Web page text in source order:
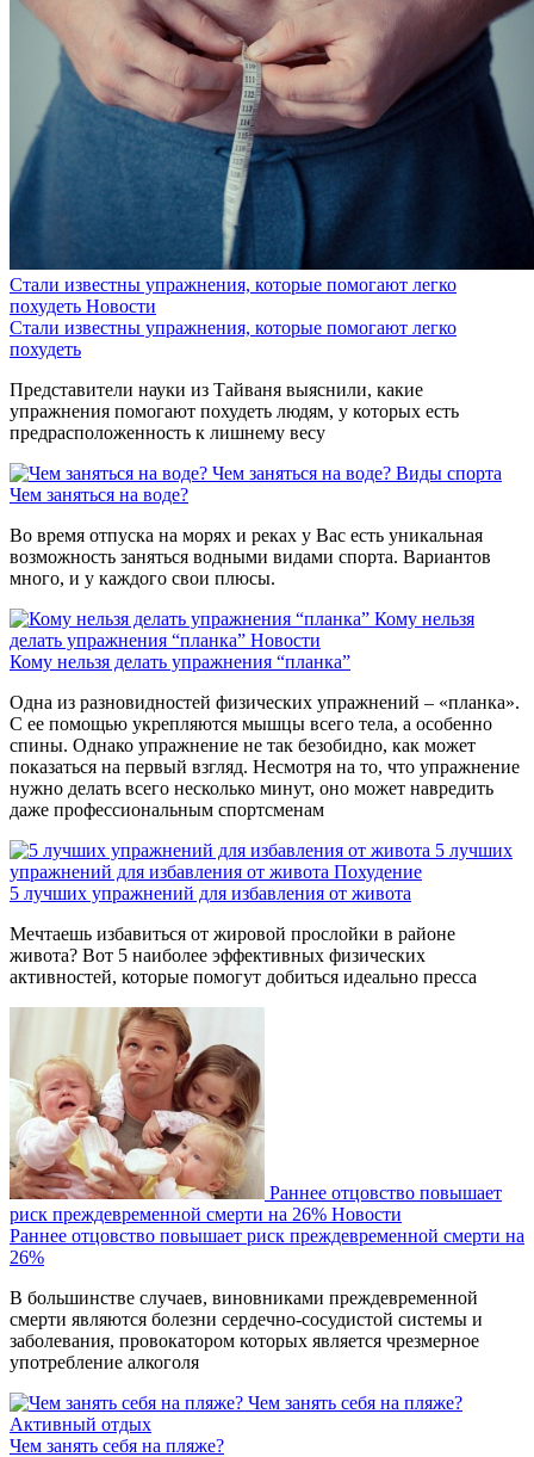
Стали известны упражнения, которые помогают легко
похудеть Новости
Стали известны упражнения, которые помогают легко
похудеть
Представители науки из Тайваня выяснили, какие
упражнения помогают похудеть людям, у которых есть
предрасположенность к лишнему весу
Чем заняться на воде? Виды спорта
Чем заняться на воде?
Во время отпуска на морях и реках у Вас есть уникальная
возможность заняться водными видами спорта. Вариантов
много, и у каждого свои плюсы.
Кому нельзя
делать упражнения “планка” Новости
Кому нельзя делать упражнения “планка”
Одна из разновидностей физических упражнений – «планка».
С ее помощью укрепляются мышцы всего тела, а особенно
спины. Однако упражнение не так безобидно, как может
показаться на первый взгляд. Несмотря на то, что упражнение
нужно делать всего несколько минут, оно может навредить
даже профессиональным спортсменам
5 лучших
упражнений для избавления от живота Похудение
5 лучших упражнений для избавления от живота
Мечтаешь избавиться от жировой прослойки в районе
живота? Вот 5 наиболее эффективных физических
активностей, которые помогут добиться идеально пресса
Раннее отцовство повышает
риск преждевременной смерти на 26% Новости
Раннее отцовство повышает риск преждевременной смерти на
26%
В большинстве случаев, виновниками преждевременной
смерти являются болезни сердечно-сосудистой системы и
заболевания, провокатором которых является чрезмерное
употребление алкоголя
Чем занять себя на пляже?
Активный отдых
Чем занять себя на пляже?